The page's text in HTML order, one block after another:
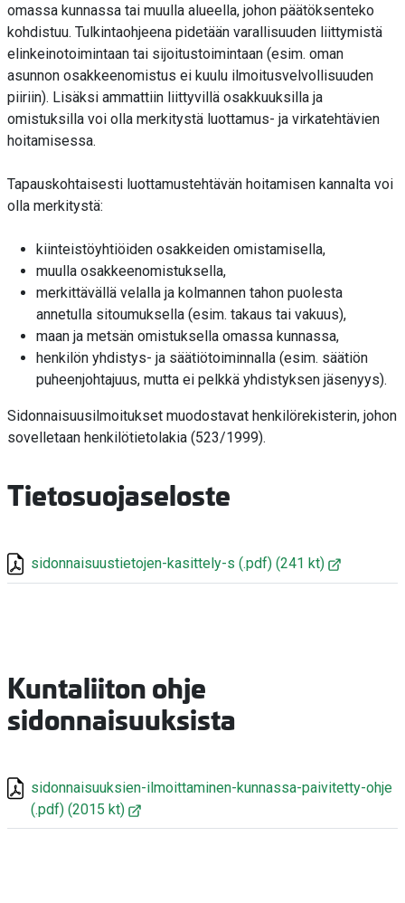
omassa kunnassa tai muulla alueella, johon päätöksenteko
kohdistuu. Tulkintaohjeena pidetään varallisuuden liittymistä
elinkeinotoimintaan tai sijoitustoimintaan (esim. oman
asunnon osakkeenomistus ei kuulu ilmoitusvelvollisuuden
piiriin). Lisäksi ammattiin liittyvillä osakkuuksilla ja
omistuksilla voi olla merkitystä luottamus- ja virkatehtävien
hoitamisessa.
Tapauskohtaisesti luottamustehtävän hoitamisen kannalta voi
olla merkitystä:
kiinteistöyhtiöiden osakkeiden omistamisella,
muulla osakkeenomistuksella,
merkittävällä velalla ja kolmannen tahon puolesta
annetulla sitoumuksella (esim. takaus tai vakuus),
maan ja metsän omistuksella omassa kunnassa,
henkilön yhdistys- ja säätiötoiminnalla (esim. säätiön
puheenjohtajuus, mutta ei pelkkä yhdistyksen jäsenyys).
Sidonnaisuusilmoitukset muodostavat henkilörekisterin, johon
sovelletaan henkilötietolakia (523/1999).
Tietosuojaseloste
sidonnaisuustietojen-kasittely-s (.pdf) (241 kt)
Kuntaliiton ohje
sidonnaisuuksista
sidonnaisuuksien-ilmoittaminen-kunnassa-paivitetty-ohje
(.pdf) (2015 kt)